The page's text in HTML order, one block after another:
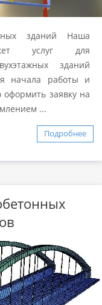
зданий Наша
услуг для
зданий
начала работы и
оформить заявку на
...
Подробнее